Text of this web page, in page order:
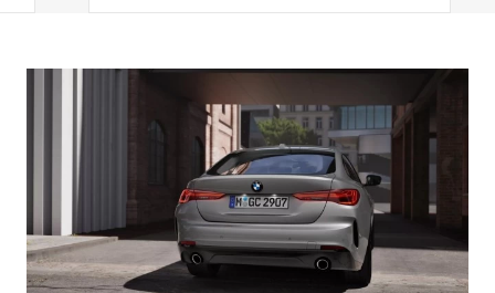
відстані на швидкості до 210 км/год.
особливо в умовах
екстрених випадках ваш BMW
загальмує до повної зупинки та
автоматично продовжить рух.